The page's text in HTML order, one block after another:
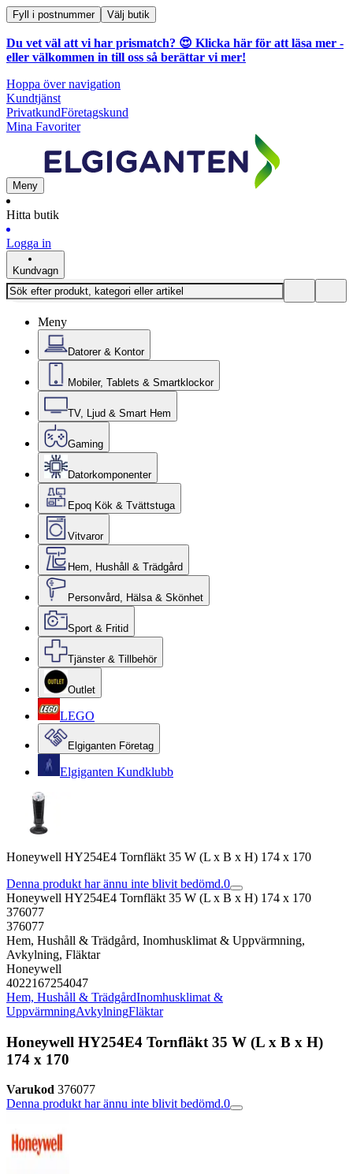
Fyll i postnummer Välj butik
Du vet väl att vi har prismatch? 😍 Klicka här för att läsa mer -
eller välkommen in till oss så berättar vi mer!
Hoppa över navigation
Kundtjänst
PrivatkundFöretagskund
Mina Favoriter
Meny
Hitta butik
Logga in
Kundvagn
Meny
Datorer & Kontor
Mobiler, Tablets & Smartklockor
TV, Ljud & Smart Hem
Gaming
Datorkomponenter
Epoq Kök & Tvättstuga
Vitvaror
Hem, Hushåll & Trädgård
Personvård, Hälsa & Skönhet
Sport & Fritid
Tjänster & Tillbehör
Outlet
LEGO
Elgiganten Företag
Elgiganten Kundklubb
Honeywell HY254E4 Tornfläkt 35 W (L x B x H) 174 x 170
Denna produkt har ännu inte blivit bedömd.0
Honeywell HY254E4 Tornfläkt 35 W (L x B x H) 174 x 170
376077
376077
Hem, Hushåll & Trädgård, Inomhusklimat & Uppvärmning,
Avkylning, Fläktar
Honeywell
4022167254047
Hem, Hushåll & TrädgårdInomhusklimat &
UppvärmningAvkylningFläktar
Honeywell HY254E4 Tornfläkt 35 W (L x B x H)
174 x 170
Varukod 376077
Denna produkt har ännu inte blivit bedömd.0